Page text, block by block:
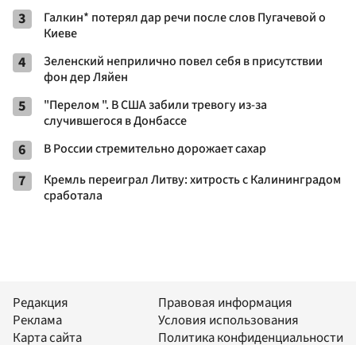
3
Галкин* потерял дар речи после слов Пугачевой о
Киеве
4
Зеленский неприлично повел cебя в присутствии
фон дер Ляйен
5
"Перелом ". В США забили тревогу из-за
случившегося в Донбассе
6 В России стремительно дорожает сахар
7
Кремль переиграл Литву: хитрость с Калининградом
сработала
Редакция
Реклама
Карта сайта
Правовая информация
Условия использования
Политика конфиденциальности